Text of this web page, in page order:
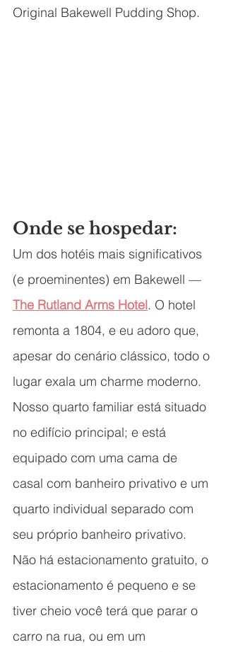
Original Bakewell Pudding Shop.
Onde se hospedar:
Um dos hotéis mais significativos
(e proeminentes) em Bakewell —
The Rutland Arms Hotel. O hotel
remonta a 1804, e eu adoro que,
apesar do cenário clássico, todo o
lugar exala um charme moderno.
Nosso quarto familiar está situado
no edifício principal; e está
equipado com uma cama de
casal com banheiro privativo e um
quarto individual separado com
seu próprio banheiro privativo.
Não há estacionamento gratuito, o
estacionamento é pequeno e se
tiver cheio você terá que parar o
carro na rua, ou em um